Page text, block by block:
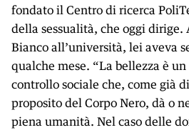
fondato il Centro di ricerca
della sessualità, che oggi dirige.
Bianco all’università, lei aveva
qualche mese. “La bellezza è
controllo sociale che, come già
proposito del Corpo Nero, dà o
piena umanità. Nel caso delle